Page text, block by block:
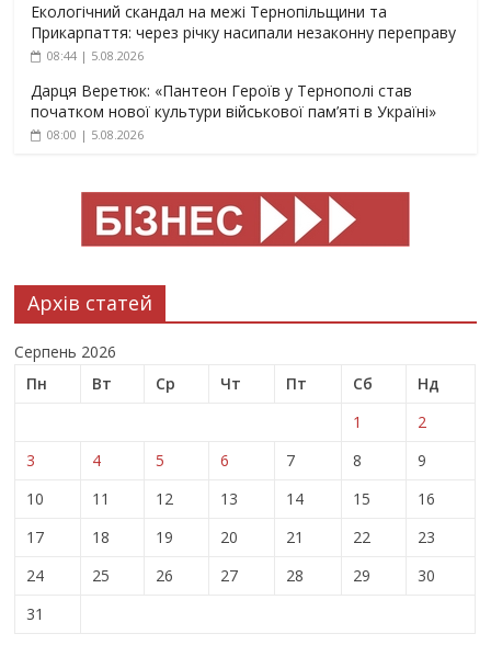
Екологічний скандал на межі Тернопільщини та
Прикарпаття: через річку насипали незаконну переправу
08:44 | 5.08.2026
Дарця Веретюк: «Пантеон Героїв у Тернополі став
початком нової культури військової пам’яті в Україні»
08:00 | 5.08.2026
Архів статей
Серпень 2026
Пн
Вт Ср Чт Пт Сб
Нд
1
2
3
4 5 6 7 8
9
10
11 12 13 14 15
16
17
18 19 20 21 22
23
24
25 26 27 28 29
30
31